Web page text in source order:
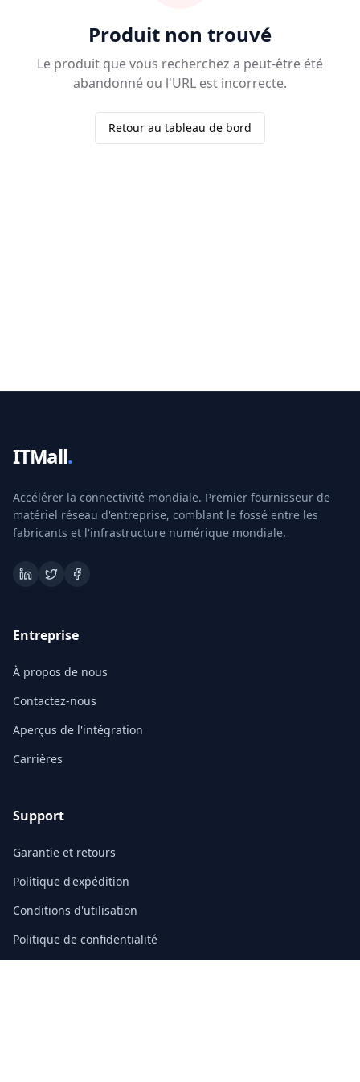
Produit non trouvé
Le produit que vous recherchez a peut-être été
abandonné ou l'URL est incorrecte.
Retour au tableau de bord
ITMall.
Accélérer la connectivité mondiale. Premier fournisseur de
matériel réseau d'entreprise, comblant le fossé entre les
fabricants et l'infrastructure numérique mondiale.
Entreprise
À propos de nous
Contactez-nous
Aperçus de l'intégration
Carrières
Support
Garantie et retours
Politique d'expédition
Conditions d'utilisation
Politique de confidentialité